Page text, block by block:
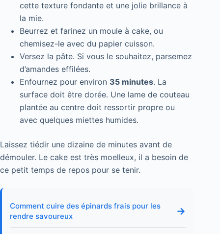
cette texture fondante et une jolie brillance à
la mie.
Beurrez et farinez un moule à cake, ou
chemisez-le avec du papier cuisson.
Versez la pâte. Si vous le souhaitez, parsemez
d’amandes effilées.
Enfournez pour environ 35 minutes. La
surface doit être dorée. Une lame de couteau
plantée au centre doit ressortir propre ou
avec quelques miettes humides.
Laissez tiédir une dizaine de minutes avant de
démouler. Le cake est très moelleux, il a besoin de
ce petit temps de repos pour se tenir.
Comment cuire des épinards frais pour les
rendre savoureux
→